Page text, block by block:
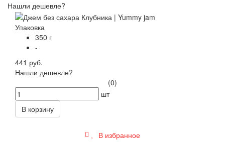
Нашли дешевле?
Упаковка
350 г
-
441 руб.
Нашли дешевле?
(0)
шт
В корзину
В избранное